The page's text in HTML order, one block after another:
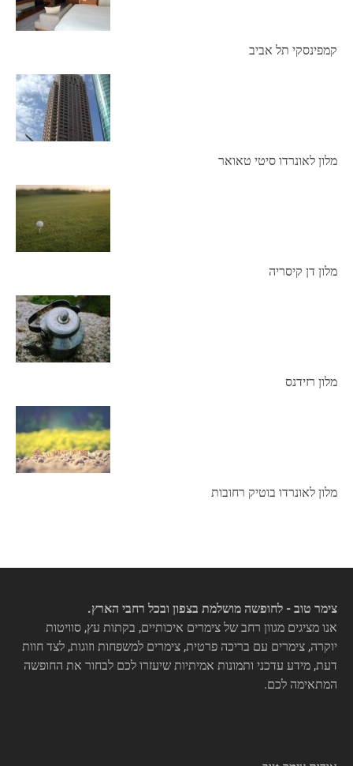
קמפינסקי תל אביב
מלון לאונרדו סיטי טאואר
מלון דן קיסריה
מלון רזידנס
מלון לאונרדו בוטיק רחובות
צימר טוב - לחופשה מושלמת בצפון ובכל רחבי הארץ.
אנו מציגים מגוון רחב של צימרים איכותיים, בקתות עץ, סוויטות
יוקרה, צימרים עם בריכה פרטית, צימרים למשפחות וזוגות, לצד חוות
דעת, מידע עדכני ותמונות אמיתיות שיעזרו לכם לבחור את החופשה
המתאימה לכם.